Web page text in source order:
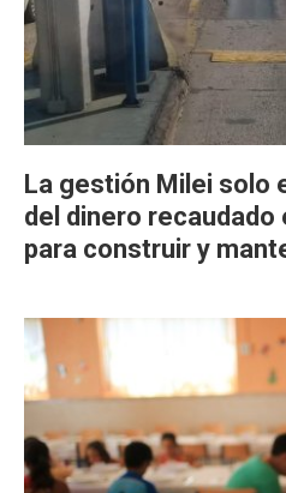
La gestión Milei solo
del dinero
para construir y